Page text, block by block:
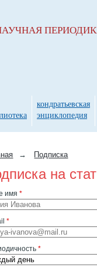
→ Подписка
на
имя*
*
*
кондратьевская
энциклопедия